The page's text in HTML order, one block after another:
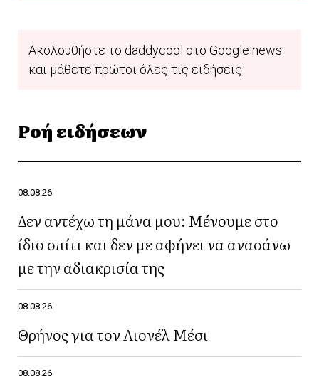
Ακολουθήστε το daddycool στο Google news
και μάθετε πρώτοι όλες τις ειδήσεις
Ροή ειδήσεων
08.08.26
Δεν αντέχω τη μάνα μου: Μένουμε στο
ίδιο σπίτι και δεν με αφήνει να ανασάνω
με την αδιακρισία της
08.08.26
Θρήνος για τον Λιονέλ Μέσι
08.08.26